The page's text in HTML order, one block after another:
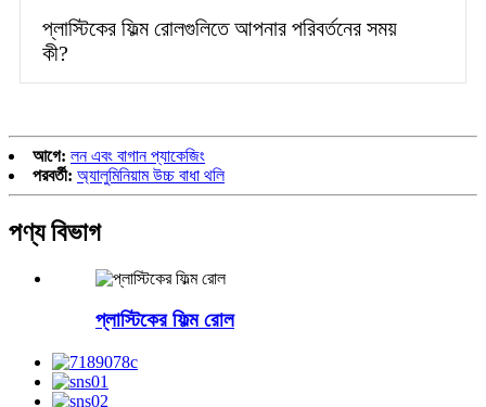
প্লাস্টিকের ফিল্ম রোলগুলিতে আপনার পরিবর্তনের সময়
কী?
আগে: লন এবং বাগান প্যাকেজিং
পরবর্তী: অ্যালুমিনিয়াম উচ্চ বাধা থলি
পণ্য বিভাগ
প্লাস্টিকের ফিল্ম রোল